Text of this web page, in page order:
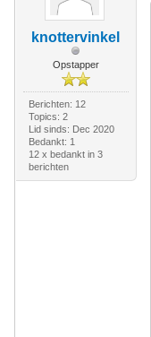
knottervinkel
Opstapper
Berichten: 12
Topics: 2
Lid sinds: Dec 2020
Bedankt: 1
12 x bedankt in 3
berichten